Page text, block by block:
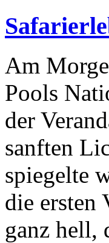
Am
Pools
der
sanften
spiegelte
die ersten
ganz